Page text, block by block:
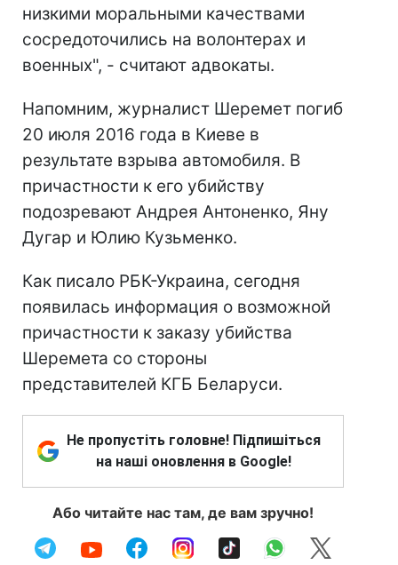
низкими моральными качествами
сосредоточились на волонтерах и
военных", - считают адвокаты.
Напомним, журналист Шеремет погиб
20 июля 2016 года в Киеве в
результате взрыва автомобиля. В
причастности к его убийству
подозревают Андрея Антоненко, Яну
Дугар и Юлию Кузьменко.
Как писало РБК-Украина, сегодня
появилась информация о возможной
причастности к заказу убийства
Шеремета со стороны
представителей КГБ Беларуси.
Не пропустіть головне! Підпишіться
на наші оновлення в Google!
Або читайте нас там, де вам зручно!